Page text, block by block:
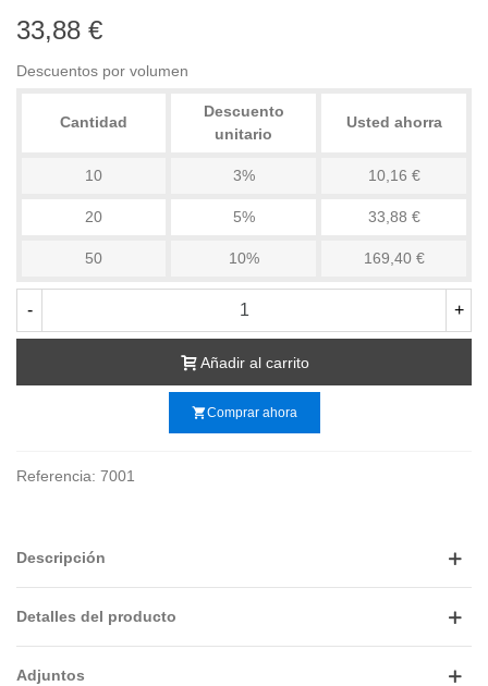
33,88 €
Descuentos por volumen
Cantidad
Descuento
unitario
Usted ahorra
10 3% 10,16 €
20 5% 33,88 €
50 10% 169,40 €
- +
Añadir al carrito
shopping_cartComprar ahora
Referencia: 7001
Descripción
Detalles del producto
Adjuntos